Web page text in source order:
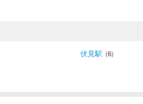
伏見駅 (6)